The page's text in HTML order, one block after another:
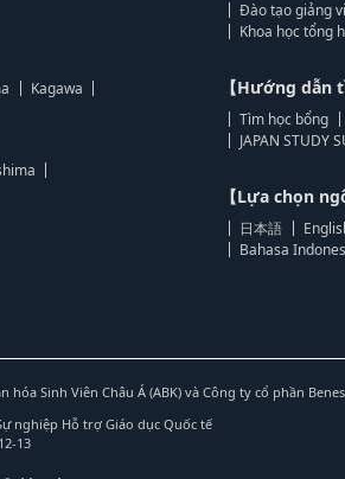
Kagawa
Đào tạo giảng
Khoa học tổng
【Hướng dẫn
Tìm học bổng
JAPAN STUDY
【Lựa chọn
日本語
Bahasa
Sinh Viên Châu Á (ABK) và Công ty cổ phần
nghiệp Hỗ trợ Giáo dục Quốc tế
13